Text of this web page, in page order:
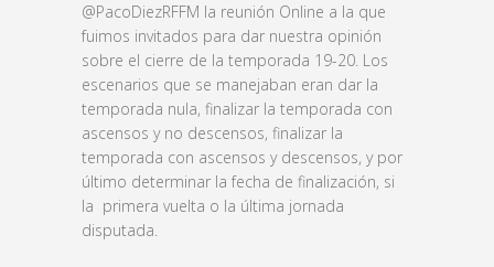
@PacoDiezRFFM la reunión Online a la que
fuimos invitados para dar nuestra opinión
sobre el cierre de la temporada 19-20. Los
escenarios que se manejaban eran dar la
temporada nula, finalizar la temporada con
ascensos y no descensos, finalizar la
temporada con ascensos y descensos, y por
último determinar la fecha de finalización, si
la primera vuelta o la última jornada
disputada.